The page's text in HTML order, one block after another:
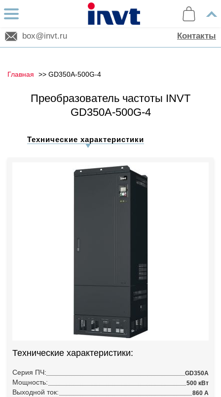
box@invt.ru Контакты
Главная GD350A-500G-4
Преобразователь частоты INVT
GD350A-500G-4
Технические характеристики
Технические характеристики:
Серия ПЧ: GD350A
Мощность: 500 кВт
Выходной ток: 860 А